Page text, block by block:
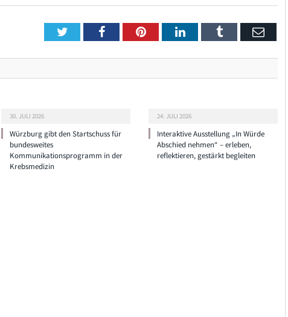
TwitterFacebookPinterestLinkedInTumblr Email
30. JULI 2026
Würzburg gibt den Startschuss für
bundesweites
Kommunikationsprogramm in der
Krebsmedizin
24. JULI 2026
Interaktive Ausstellung „In Würde
Abschied nehmen“ – erleben,
reflektieren, gestärkt begleiten